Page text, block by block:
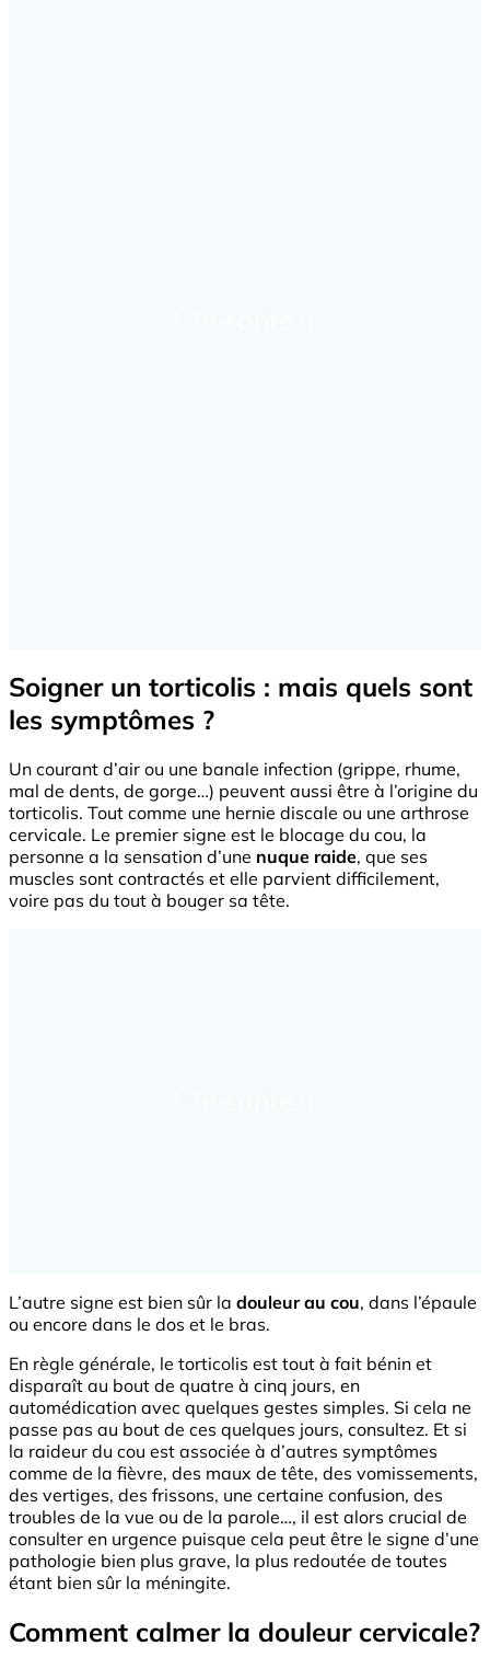
Soigner un torticolis : mais quels sont
les symptômes ?
Un courant d’air ou une banale infection (grippe, rhume,
mal de dents, de gorge…) peuvent aussi être à l’origine du
torticolis. Tout comme une hernie discale ou une arthrose
cervicale. Le premier signe est le blocage du cou, la
personne a la sensation d’une nuque raide, que ses
muscles sont contractés et elle parvient difficilement,
voire pas du tout à bouger sa tête.
L’autre signe est bien sûr la douleur au cou, dans l’épaule
ou encore dans le dos et le bras.
En règle générale, le torticolis est tout à fait bénin et
disparaît au bout de quatre à cinq jours, en
automédication avec quelques gestes simples. Si cela ne
passe pas au bout de ces quelques jours, consultez. Et si
la raideur du cou est associée à d’autres symptômes
comme de la fièvre, des maux de tête, des vomissements,
des vertiges, des frissons, une certaine confusion, des
troubles de la vue ou de la parole…, il est alors crucial de
consulter en urgence puisque cela peut être le signe d’une
pathologie bien plus grave, la plus redoutée de toutes
étant bien sûr la méningite.
Comment calmer la douleur cervicale?